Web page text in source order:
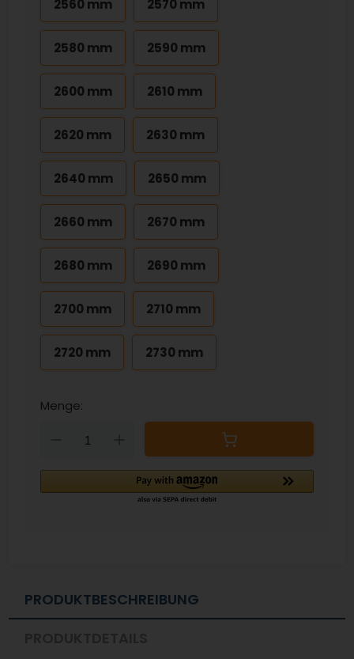
2560 mm 2570 mm
2580 mm 2590 mm
2600 mm 2610 mm
2620 mm 2630 mm
2640 mm 2650 mm
2660 mm 2670 mm
2680 mm 2690 mm
2700 mm 2710 mm
2720 mm 2730 mm
Menge:
Down
PRODUKTBESCHREIBUNG